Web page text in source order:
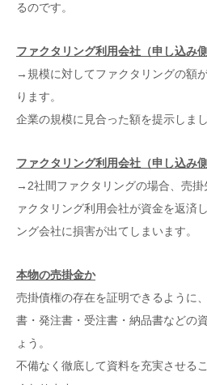
るのです。
ファクタリング利用会社（申し込み
→規模に対してファクタリングの額
ります。
企業の規模に見合った額を提示しまし
ファクタリング利用会社（申し込み
→2社間ファクタリングの場合、売掛
ァクタリング利用会社が資金を返済
ング会社に損害が出てしまいます。
本物の売掛金か
売掛債権の存在を証明できるように
書・発注書・受注書・納品書などの
ょう。
不備なく徹底して資料を充実させる